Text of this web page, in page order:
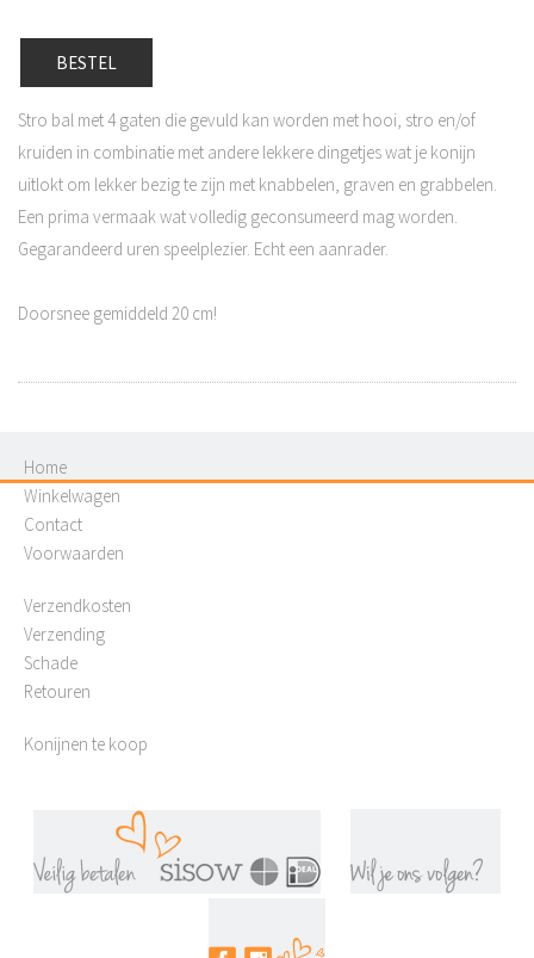
BESTEL
Stro bal met 4 gaten die gevuld kan worden met hooi, stro en/of
kruiden in combinatie met andere lekkere dingetjes wat je konijn
uitlokt om lekker bezig te zijn met knabbelen, graven en grabbelen.
Een prima vermaak wat volledig geconsumeerd mag worden.
Gegarandeerd uren speelplezier. Echt een aanrader.
Doorsnee gemiddeld 20 cm!
Home
Winkelwagen
Contact
Voorwaarden
Verzendkosten
Verzending
Schade
Retouren
Konijnen te koop